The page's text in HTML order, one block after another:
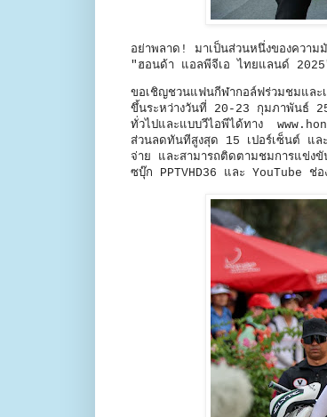
อย่าพลาด! มาเป็นส่วนหนึ่งของความ
"ฮอนด้า แอลพีจีเอ ไทยแลนด์
ขอเชิญชวนแฟนกีฬากอล์ฟร่วมชมแล
ขึ้นระหว่างวันที่ 20-23 กุมภาพันธ์
ทั่วไปและแบบวีไอพีได้ทาง
ส่วนลดทันทีสูงสุด 15 เปอร์เซ็นต์ แล
จ่าย และสามารถติดตามชมการแข่ง
ซบุ๊ก PPTVHD36 และ YouTube ช่